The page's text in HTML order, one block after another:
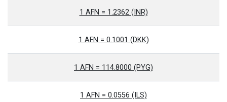
1 AFN = 1.2362 (INR)
1 AFN = 0.1001 (DKK)
1 AFN = 114.8000 (PYG)
1 AFN = 0.0556 (ILS)